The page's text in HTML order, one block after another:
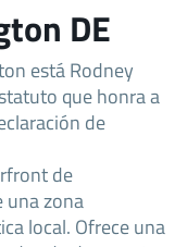
DE
está Rodney
que honra a
de
de
zona
local. Ofrece una